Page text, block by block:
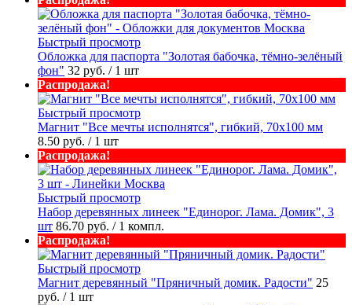
Быстрый просмотр
Обложка для паспорта "Золотая бабочка, тёмно-зелёный
фон" 32 руб. / 1 шт
Распродажа!
Быстрый просмотр
Магнит "Все мечты исполнятся", гибкий, 70х100 мм
8.50 руб. / 1 шт
Распродажа!
Быстрый просмотр
Набор деревянных линеек "Единорог. Лама. Домик", 3
шт 86.70 руб. / 1 компл.
Распродажа!
Быстрый просмотр
Магнит деревянный "Пряничный домик. Радости" 25
руб. / 1 шт